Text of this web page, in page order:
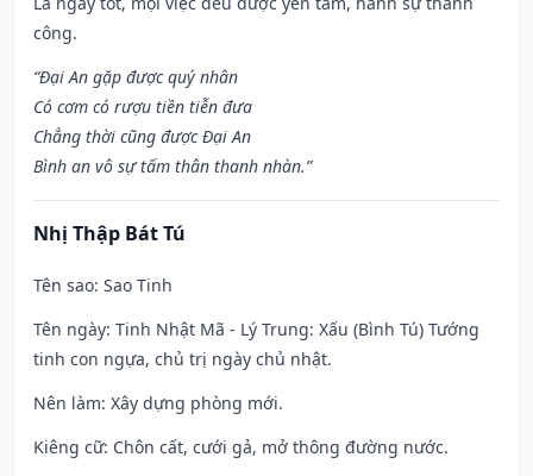
công.
“Đại An gặp được quý nhân
Có cơm có rượu tiền tiễn đưa
Chẳng thời cũng được Đại An
Bình an vô sự tấm thân thanh nhàn.”
Nhị Thập Bát Tú
Tên sao: Sao Tinh
Tên ngày: Tinh Nhật Mã - Lý Trung: Xấu (Bình Tú) Tướng
tinh con ngựa, chủ trị ngày chủ nhật.
Nên làm: Xây dựng phòng mới.
Kiêng cữ: Chôn cất, cưới gả, mở thông đường nước.